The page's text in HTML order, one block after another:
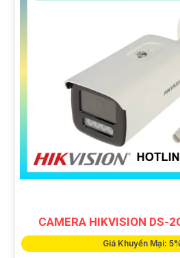
CAMERA HIKVISION DS-
Giá Khuyến Mại: